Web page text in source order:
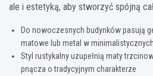
ale i estetyką, aby stworzyć spójną
Do nowoczesnych budynków pasują
matowe lub metal w
Styl rustykalny uzupełnią maty
pnącza o tradycyjnym charakterze